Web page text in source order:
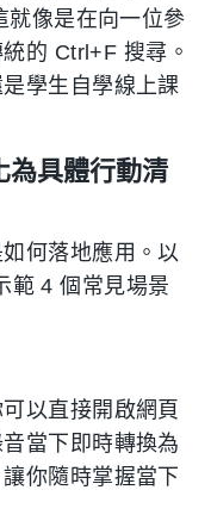
像是在向一位參
的 Ctrl+F 搜尋。
學生自學線上課
為具體行動清
何落地應用。以
範 4 個常見場景
以直接開啟網頁
當下即時轉換為
你隨時掌握當下